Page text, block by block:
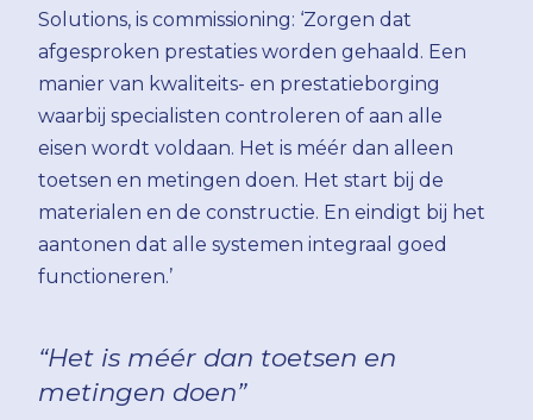
Solutions, is commissioning: ‘Zorgen dat
afgesproken prestaties worden gehaald. Een
manier van kwaliteits- en prestatieborging
waarbij specialisten controleren of aan alle
eisen wordt voldaan. Het is méér dan alleen
toetsen en metingen doen. Het start bij de
materialen en de constructie. En eindigt bij het
aantonen dat alle systemen integraal goed
functioneren.’
“Het is méér dan toetsen en
metingen doen”